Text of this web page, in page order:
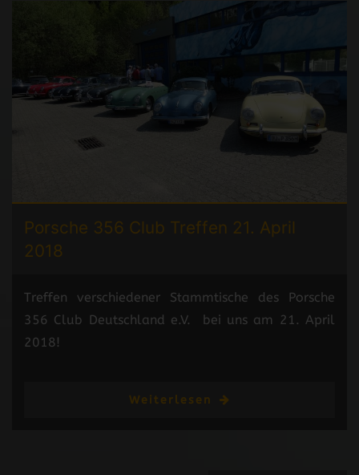
Porsche 356 Club Treffen 21. April
2018
Treffen verschiedener Stammtische des Porsche
356 Club Deutschland e.V. bei uns am 21. April
2018!
Weiterlesen